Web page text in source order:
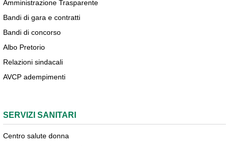
Amministrazione Trasparente
Bandi di gara e contratti
Bandi di concorso
Albo Pretorio
Relazioni sindacali
AVCP adempimenti
SERVIZI SANITARI
Centro salute donna